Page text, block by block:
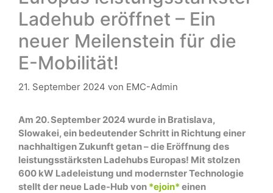
Ladehub eröffnet – Ein
neuer Meilenstein für die
E-Mobilität!
21. September 2024 von EMC-Admin
Am 20. September 2024 wurde in Bratislava,
Slowakei, ein bedeutender Schritt in Richtung einer
nachhaltigen Zukunft getan – die Eröffnung des
leistungsstärksten Ladehubs Europas! Mit stolzen
600 kW Ladeleistung und modernster Technologie
stellt der neue Lade-Hub von *ejoin* einen